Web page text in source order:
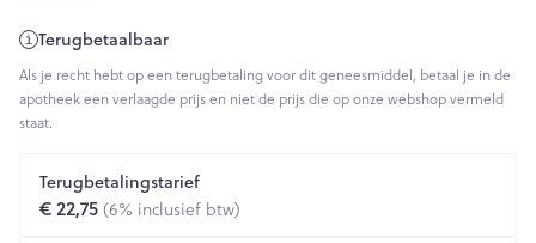
Terugbetaalbaar
Als je recht hebt op een terugbetaling voor dit geneesmiddel, betaal je in de
apotheek een verlaagde prijs en niet de prijs die op onze webshop vermeld
staat.
Terugbetalingstarief
€ 22,75(6% inclusief btw)